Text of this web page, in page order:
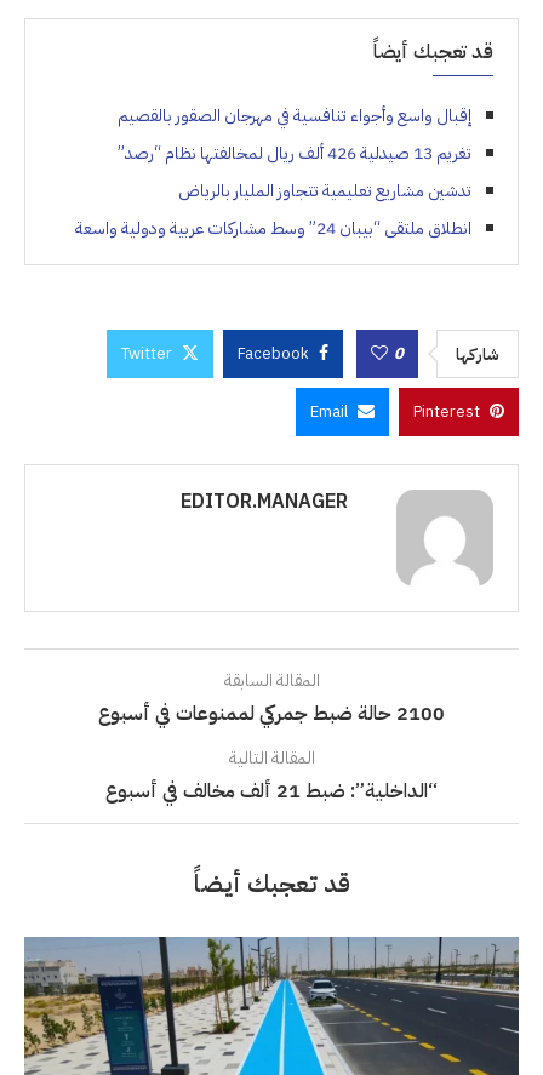
قد تعجبك أيضاً
إقبال واسع وأجواء تنافسية في مهرجان الصقور بالقصيم
تغريم 13 صيدلية 426 ألف ريال لمخالفتها نظام “رصد”
تدشين مشاريع تعليمية تتجاوز المليار بالرياض
انطلاق ملتقى “بيبان 24” وسط مشاركات عربية ودولية واسعة
شاركها 0
Facebook
Twitter
Pinterest
Email
EDITOR.MANAGER
المقالة السابقة
2100 حالة ضبط جمركي لممنوعات في أسبوع
المقالة التالية
“الداخلية”: ضبط 21 ألف مخالف في أسبوع
قد تعجبك أيضاً